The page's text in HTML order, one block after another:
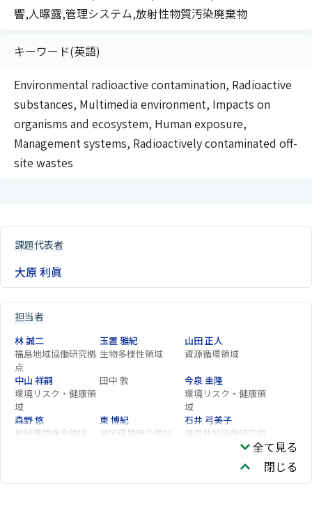
響,人曝露,管理システム,放射性物質汚染廃棄物
キーワード(英語)
Environmental radioactive contamination, Radioactive
substances, Multimedia environment, Impacts on
organisms and ecosystem, Human exposure,
Management systems, Radioactively contaminated off-
site wastes
課題代表者
大原 利眞
担当者
林 誠二
福島地域協働研究拠
点
玉置 雅紀
生物多様性領域
山田 正人
資源循環領域
中山 祥嗣
環境リスク・健康領
域
田中 敦
今泉 圭隆
環境リスク・健康領
域
森野 悠
地域環境保全領域
東 博紀
地域環境保全領域
石井 弓美子
福島地域協働研究拠
点
環境リスク・健康領
域
全て見る
閉じる